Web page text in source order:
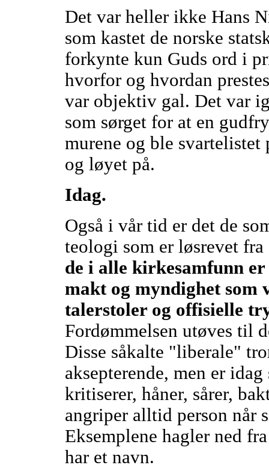
Det var heller ikke Hans
som kastet de norske
forkynte kun Guds ord i
hvorfor og hvordan
var objektiv gal. Det var
som sørget for at en
murene og ble svartelistet
og løyet på.
Idag.
Også i vår tid er det de
teologi som er løsrevet
de i alle kirkesamfunn
makt og myndighet som
talerstoler og offisielle
Fordømmelsen utøves til
Disse såkalte "liberale"
aksepterende, men er
kritiserer, håner, sårer,
angriper alltid person når
Eksemplene hagler ned
har et navn.